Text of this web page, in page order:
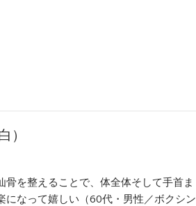
）
骨を整えることで、体全体そして手首ま
になって嬉しい（60代・男性／ボクシン